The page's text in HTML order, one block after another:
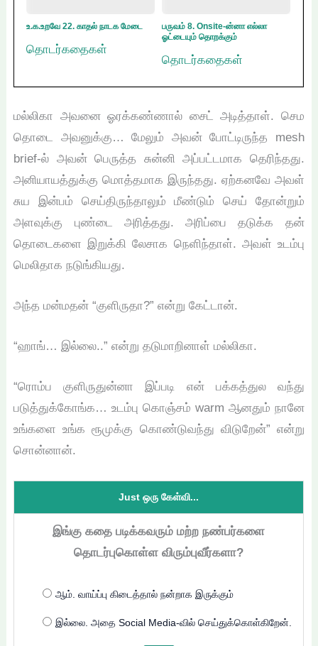
உ.க.உறவே 22. காதல் நாடக மேடை
தொடர்கதைகள்
பருவம் 8. Onsite-ன்னா எல்லா
ஓட்டையும் தொறக்கும்
தொடர்கதைகள்
மல்லிகா அவனை ஓரக்கண்ணால் சைட் அடித்தாள். செம
தொடை அவனுக்கு… மேலும் அவன் போட்டிருந்த mesh
brief-ல் அவன் பெருத்த சுன்னி அப்பட்டமாக தெரிந்தது.
அனியாயத்துக்கு மொத்தமாக இருந்தது. ஏற்கனவே அவள்
சுய இன்பம் செய்திருந்தாலும் மீண்டும் செய் தோன்றும்
அளவுக்கு புண்டை அரித்தது. அரிப்பை தடுக்க தன்
தொடைகளை இறுக்கி லேசாக நெளிந்தாள். அவள் உடம்பு
மெலிதாக நடுங்கியது.
அந்த மன்மதன் “குளிருதா?” என்று கேட்டான்.
“ஹாங்… இல்லை..” என்று தடுமாறினாள் மல்லிகா.
“ரொம்ப குளிருதுன்னா இப்படி என் பக்கத்துல வந்து
படுத்துக்கோங்க… உடம்பு கொஞ்சம் warm ஆனதும் நானே
உங்களை உங்க ரூமுக்கு கொண்டுவந்து விடுறேன்” என்று
சொன்னான்.
Just ஒரு கேள்வி...
இங்கு கதை படிக்கவரும் மற்ற நண்பர்களை
தொடர்புகொள்ள விரும்புவீர்களா?
ஆம். வாய்ப்பு கிடைத்தால் நன்றாக இருக்கும்
இல்லை. அதை Social Media-வில் செய்துக்கொள்கிறேன்.